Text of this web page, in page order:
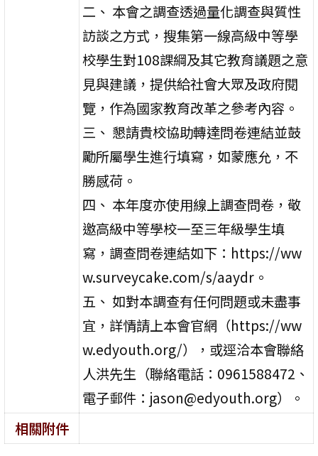
二、 本會之調查透過量化調查與質性
訪談之方式，搜集第一線高級中等學
校學生對108課綱及其它教育議題之意
見與建議，提供給社會大眾及政府閱
覽，作為國家教育改革之參考內容。
三、 懇請貴校協助轉達問卷連結並鼓
勵所屬學生進行填寫，如蒙應允，不
勝感荷。
四、 本年度亦使用線上調查問卷，敬
邀高級中等學校一至三年級學生填
寫，調查問卷連結如下：https://ww
w.surveycake.com/s/aaydr。
五、 如對本調查有任何問題或未盡事
宜，詳情請上本會官網（https://ww
w.edyouth.org/），或逕洽本會聯絡
人洪先生（聯絡電話：0961588472、
電子郵件：jason@edyouth.org）。
相關附件